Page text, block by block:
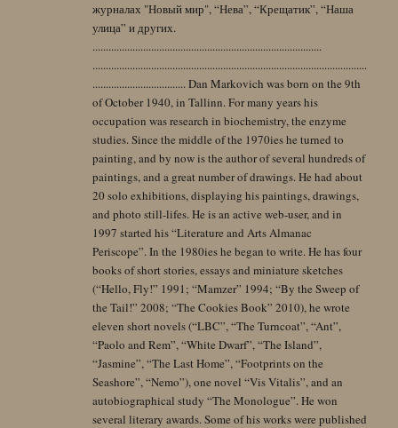
журналах "Новый мир", “Нева”, “Крещатик”, “Наша
улица” и других.
......................................................................................
.......................................................................................................
................................... Dan Markovich was born on the 9th
of October 1940, in Tallinn. For many years his
occupation was research in biochemistry, the enzyme
studies. Since the middle of the 1970ies he turned to
painting, and by now is the author of several hundreds of
paintings, and a great number of drawings. He had about
20 solo exhibitions, displaying his paintings, drawings,
and photo still-lifes. He is an active web-user, and in
1997 started his “Literature and Arts Almanac
Periscope”. In the 1980ies he began to write. He has four
books of short stories, essays and miniature sketches
(“Hello, Fly!” 1991; “Mamzer” 1994; “By the Sweep of
the Tail!” 2008; “The Cookies Book” 2010), he wrote
eleven short novels (“LBC”, “The Turncoat”, “Ant”,
“Paolo and Rem”, “White Dwarf”, “The Island”,
“Jasmine”, “The Last Home”, “Footprints on the
Seashore”, “Nemo”), one novel “Vis Vitalis”, and an
autobiographical study “The Monologue”. He won
several literary awards. Some of his works were published